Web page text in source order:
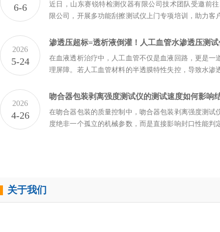
6-6
近日，山东赛锐特检测仪器有限公司技术团队受邀前
限公司，开展多功能刮擦测试仪上门专项培训，助力客
设备高效服务于日常质检工作。材料表面耐刮擦、耐磨
2026
5-24
在血液透析治疗中，人工血管不仅是血液回路，更是一
理屏障。若人工血管材料的半透膜特性失控，导致水渗
通过精准测定这一隐形指标，为透析患者的生命安全筑
2026
4-26
吻合器包装剥离强度测试仪的测试速度如何影响
在吻合器包装的质量控制中，吻合器包装剥离强度测试
度绝非一个孤立的机械参数，而是直接影响封口性能判
关于我们